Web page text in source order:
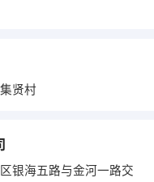
贤村
银海五路与金河一路交